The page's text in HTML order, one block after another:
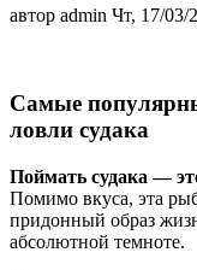
автор admin Чт, 17/03/
Самые
ловли судака
Поймать судака —
Помимо вкуса, эта
придонный образ
абсолютной темноте.